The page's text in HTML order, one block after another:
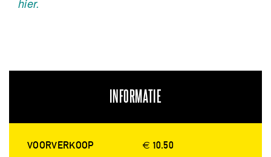
hier.
INFORMATIE
VOORVERKOOP € 10.50